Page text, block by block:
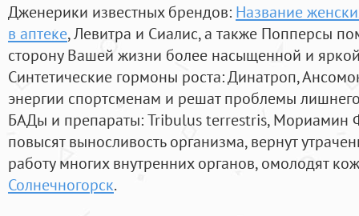
Дженерики известных брендов: Название
в аптеке, Левитра и Сиалис, а также Попперсы
сторону Вашей жизни более насыщенной и
Синтетические гормоны роста: Динатроп,
энергии спортсменам и решат проблемы
БАДы и препараты:Tribulus terrestris, Мориамин
повысят выносливость организма, вернут
работу многих внутренних органов, омолодят
Солнечногорск.